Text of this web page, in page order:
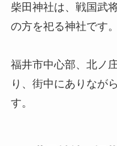
柴田神社は、戦国武
の方を祀る神社です。
福井市中心部、北ノ
り、街中にありなが
す。